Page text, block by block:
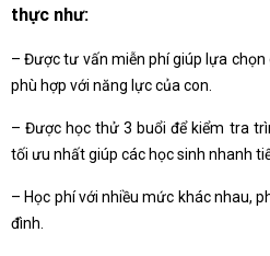
thực như:
– Được tư vấn miễn phí giúp lựa
phù hợp với năng lực của con.
– Được học thử 3 buổi để kiểm tra
tối ưu nhất giúp các học sinh nhanh
– Học phí với nhiều mức khác nhau,
đình.